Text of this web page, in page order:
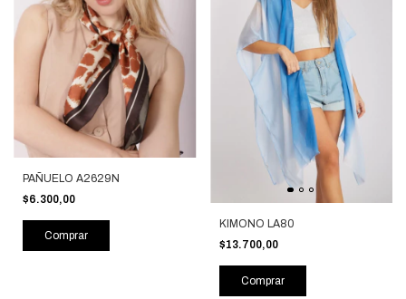
PAÑUELO A2629N
$6.300,00
Comprar
KIMONO LA80
$13.700,00
Comprar